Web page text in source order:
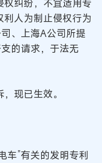
权纠纷，不宜适用专
人为制止侵权行为
、上海A公司所提
的请求，于法无
现已生效。
车”有关的发明专利